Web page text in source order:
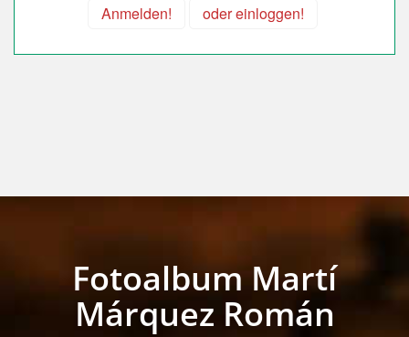
Anmelden! oder einloggen!
Fotoalbum Martí
Márquez Román